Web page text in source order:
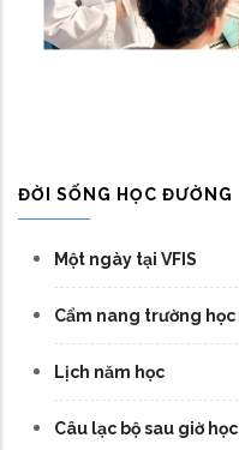
ĐỜI SỐNG HỌC ĐƯỜNG
Một ngày tại VFIS
Cẩm nang trường học
Lịch năm học
Câu lạc bộ sau giờ học